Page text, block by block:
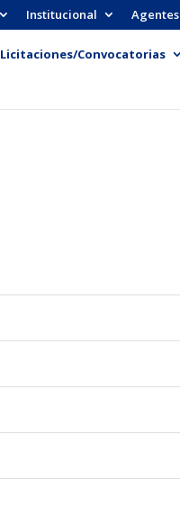
Institucional Agentes
Licitaciones/Convocatorias